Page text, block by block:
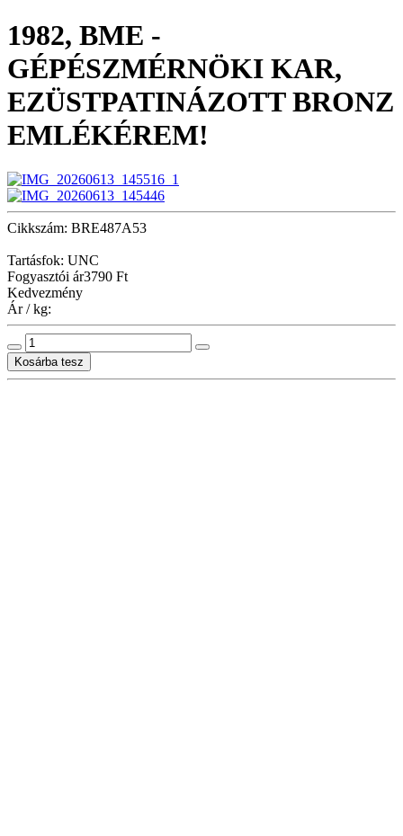
1982, BME -
GÉPÉSZMÉRNÖKI KAR,
EZÜSTPATINÁZOTT BRONZ
EMLÉKÉREM!
Cikkszám: BRE487A53
Tartásfok: UNC
Fogyasztói ár3790 Ft
Kedvezmény
Ár / kg: